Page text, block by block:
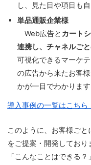
し、見た目や項目も
単品通販企業様
Web広告と カート
連携し、チャネルご
可視化できるマーケ
の広告から来たお客
かが一目でわかります
導入事例の一覧はこちら
このように、お客様ご
をご提案・開発しており
「こんなことはできる